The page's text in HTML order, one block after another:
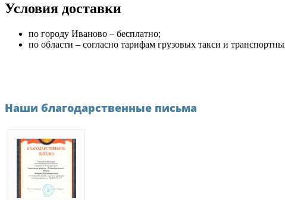
Условия доставки
по городу Иваново – бесплатно;
по области – согласно тарифам грузовых такси и
Наши благодарственные письма